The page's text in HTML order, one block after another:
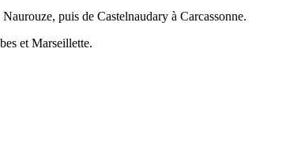
puis de Castelnaudary à Carcassonne.
et Marseillette.